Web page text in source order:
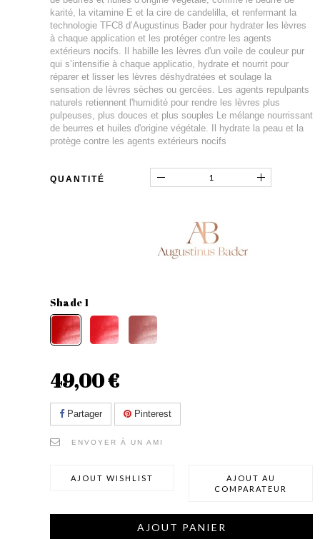
karité, la vitamine E et la cire de candelilla, et renfermant la
technologie TFC8 d’Augustinus Bader pour hydrater les lèvres
à chaque application et les protéger contre les agents
extérieurs nocifs. Il habille les lèvres d'un voile de couleur pur
qui s’intensifie à chaque applicatio, hydrate et nourrit pour
réparer et lisser les lèvres déshydratées et soulage la
sensation de lèvres sèches ou gercées. Les agents repulpants
naturels retiennent l'humidité pour rendre les lèvres plus
pulpeuses, plus douces et plus souples Le mélange nourrissant
de beurres et huiles d'origine végétale. Il hydrate la peau et la
protège contre les agents extérieurs nocifs
QUANTITÉ
Shade 1
49,00 €
Partager Pinterest
ENVOYER À UN AMI
AJOUT WISHLIST
AJOUT AU
COMPARATEUR
AJOUT PANIER